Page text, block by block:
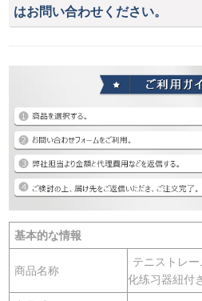
はお問い合わせください。
基本的な情報
商品名称
テニストレ
化练习器紐付